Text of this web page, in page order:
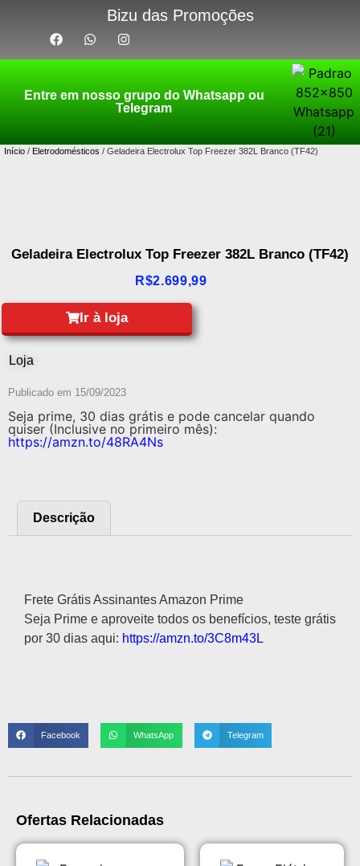
Bizu das Promoções
Entre em nosso grupo do Whatsapp ou
Telegram
Início / Eletrodomésticos / Geladeira Electrolux Top Freezer 382L Branco (TF42)
Geladeira Electrolux Top Freezer 382L Branco (TF42)
R$2.699,99
Ir à loja
Loja
Publicado em 15/09/2023
Seja prime, 30 dias grátis e pode cancelar quando
quiser (Inclusive no primeiro mês):
https://amzn.to/48RA4Ns
Descrição
Frete Grátis Assinantes Amazon Prime
Seja Prime e aproveite todos os benefícios, teste grátis
por 30 dias aqui: https://amzn.to/3C8m43L
Facebook WhatsApp Telegram
Ofertas Relacionadas